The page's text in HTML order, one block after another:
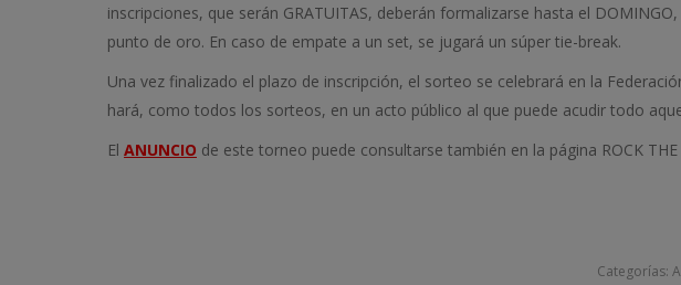
inscripciones, que serán GRATUITAS, deberán formalizarse hasta el
punto de oro. En caso de empate a un set, se jugará un súper tie-break.
Una vez finalizado el plazo de inscripción, el sorteo se celebrará en la
hará, como todos los sorteos, en un acto público al que puede acudir todo
El ANUNCIO de este torneo puede consultarse también en la página ROCK THE
Categorías: